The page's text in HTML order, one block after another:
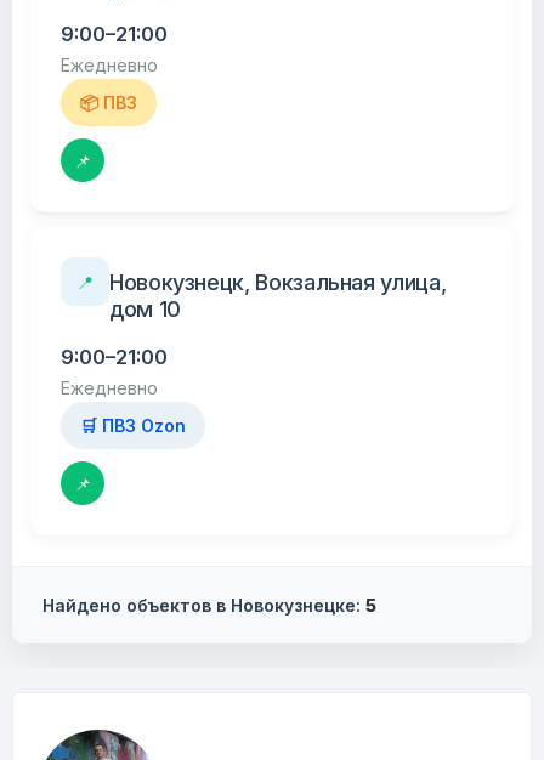
9:00–21:00
Ежедневно
📦 ПВЗ
📌
📍
Новокузнецк, Вокзальная улица,
дом 10
9:00–21:00
Ежедневно
🛒 ПВЗ Ozon
📌
Найдено объектов в Новокузнецке: 5